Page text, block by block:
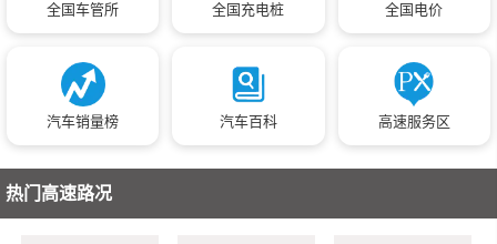
全国车管所 全国充电桩 全国电价
汽车销量榜 汽车百科 高速服务区
热门高速路况